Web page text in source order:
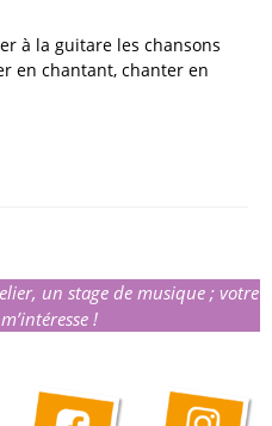
à la guitare les chansons
en chantant, chanter en
un stage de musique ; votre
!